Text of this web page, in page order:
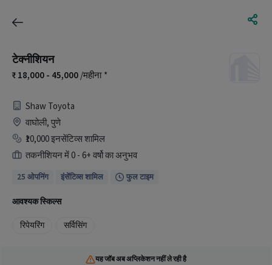
टेक्नीशियन
18,000 - 45,000/महीना *
Shaw Toyota
वाघोली, पुणे
₹10,000 इनसेंटिव्स शामिल
तकनीशियन में 0 - 6+ वर्षो का अनुभव
25 ओपनिंग इंसेंटिव्स शामिल फुल टाइम
आवश्यक स्किल्स
रिपेयरिंग
सर्विसिंग
यह जॉब अब अप्लिकेशन नहीं ले रही है